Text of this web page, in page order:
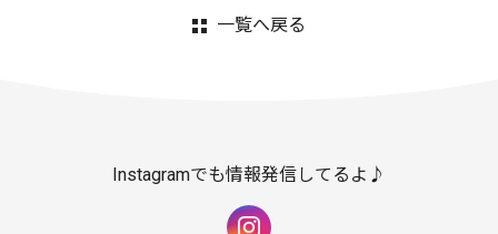
一覧へ戻る
Instagramでも情報発信してるよ♪